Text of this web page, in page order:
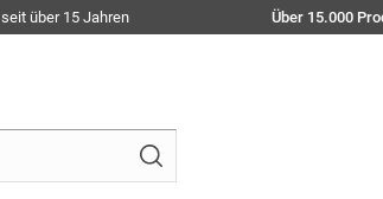
seit über 15 Jahren Über 15.000